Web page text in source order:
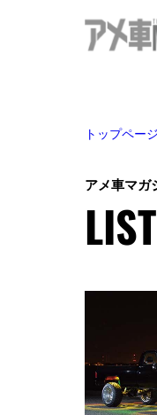
トップページ
アメ車マガ
LIST